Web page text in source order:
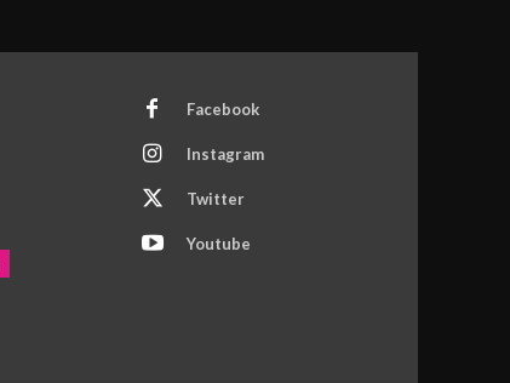
Facebook
Instagram
Twitter
Youtube